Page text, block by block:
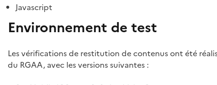
Javascript
Environnement de test
Les vérifications de restitution de contenus ont été
du RGAA, avec les versions suivantes :